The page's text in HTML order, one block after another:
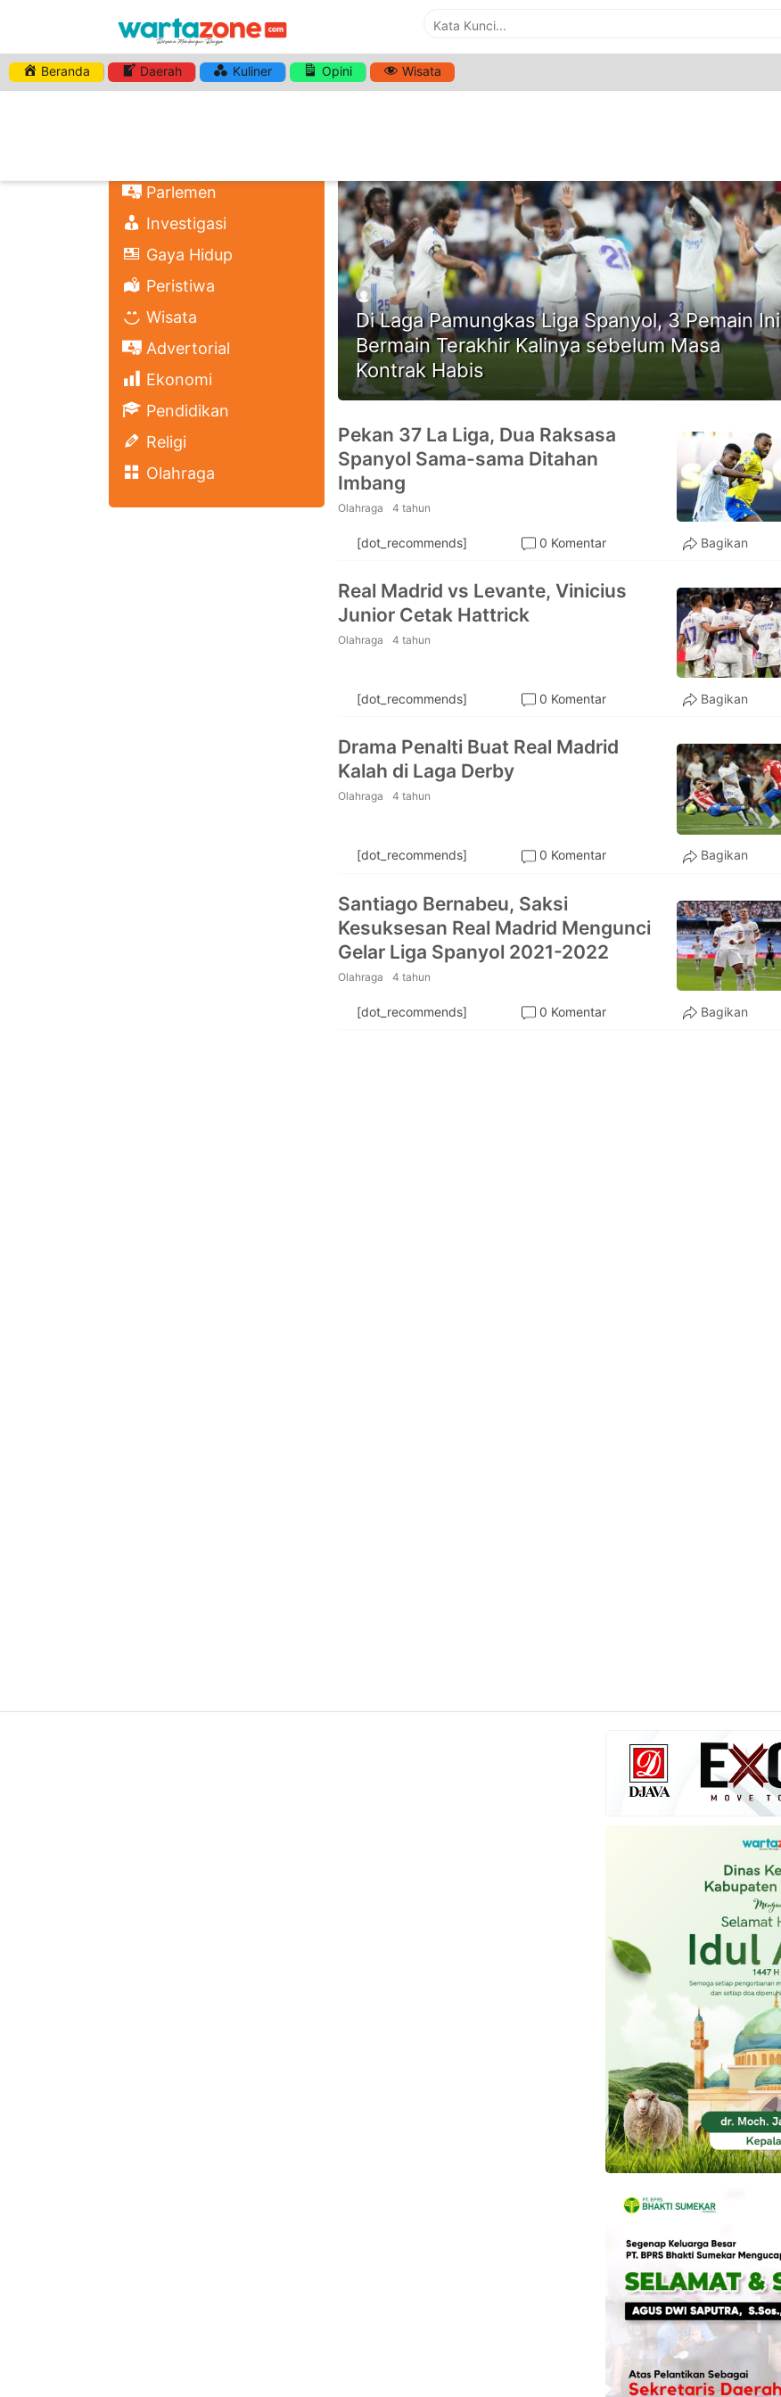
Beranda Daerah Kuliner Opini Wisata
Parlemen
Investigasi
Gaya Hidup
Peristiwa
Wisata
Advertorial
Ekonomi
Pendidikan
Religi
Olahraga
HASHTAG:LIGA SPANYOL
Di Laga Pamungkas Liga Spanyol, 3 Pemain Ini
Bermain Terakhir Kalinya sebelum Masa
Kontrak Habis
Pekan 37 La Liga, Dua Raksasa
Spanyol Sama-sama Ditahan
Imbang
Olahraga 4 tahun
[dot_recommends] 0 Komentar Bagikan
Real Madrid vs Levante, Vinicius
Junior Cetak Hattrick
Olahraga 4 tahun
[dot_recommends] 0 Komentar Bagikan
Drama Penalti Buat Real Madrid
Kalah di Laga Derby
Olahraga 4 tahun
[dot_recommends] 0 Komentar Bagikan
Santiago Bernabeu, Saksi
Kesuksesan Real Madrid Mengunci
Gelar Liga Spanyol 2021-2022
Olahraga 4 tahun
[dot_recommends] 0 Komentar Bagikan